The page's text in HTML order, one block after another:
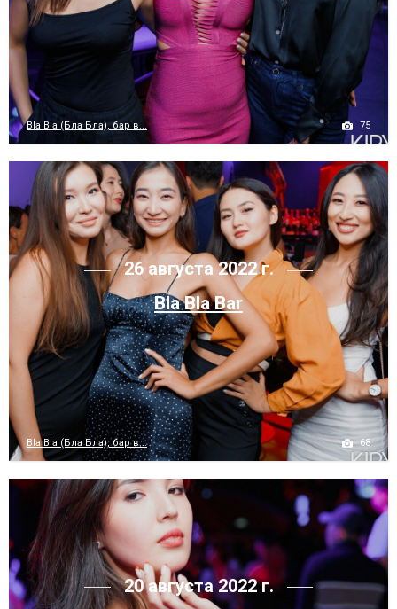
Bla Bla (Бла Бла), бар в... 75
26 августа 2022 г.
Bla Bla Bar
Bla Bla (Бла Бла), бар в... 68
20 августа 2022 г.